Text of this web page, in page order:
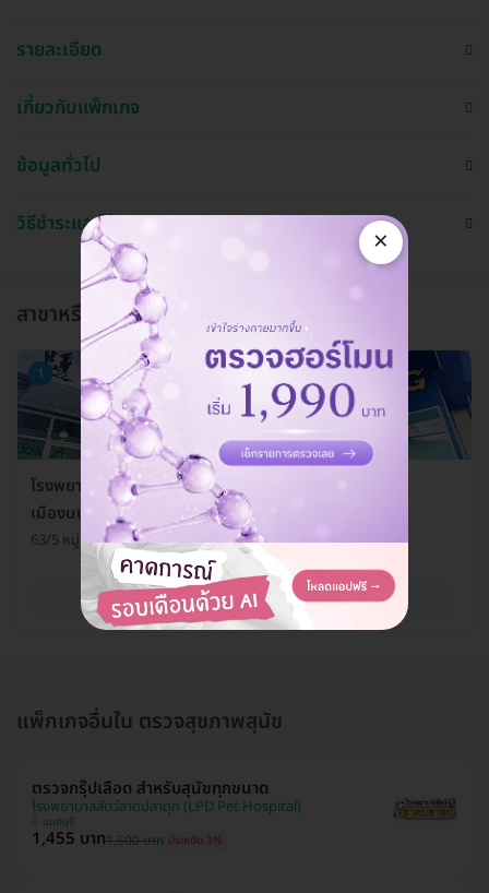
รายละเอียด
เกี่ยวกับแพ็กเกจ
ข้อมูลทั่วไป
วิธีชำระและใช้งาน
สาขาหรือแผนกที่ให้บริการ
1
โรงพยาบาลสัตว์ลาดปลาดุก (LPD Pet Hospital) สาขา
เมืองนนท์
63/5 หมู่ 10 ถ. ราชพฤกษ์ ต. บางกร่าง อ. เมือง จ. นนทบุรี 11000
ดูรายละเอียด
แพ็กเกจอื่นใน ตรวจสุขภาพสุนัข
ตรวจกรุ๊ปเลือด สำหรับสุนัขทุกขนาด
โรงพยาบาลสัตว์ลาดปลาดุก (LPD Pet Hospital)
นนทบุรี
1,455 บาท1,500 บาท ประหยัด 3%
×